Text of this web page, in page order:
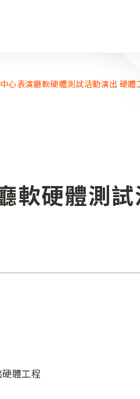
心表演廳軟硬體測試活動演出 硬體
軟硬體測
體工程